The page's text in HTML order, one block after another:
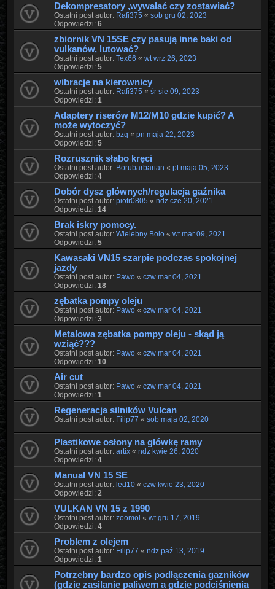
Dekompresatory ,wywalać czy zostawiać?
Ostatni post autor: Rafi375 « sob gru 02, 2023
Odpowiedzi: 6
zbiornik VN 15SE czy pasują inne baki od
vulkanów, lutować?
Ostatni post autor: Tex66 « wt wrz 26, 2023
Odpowiedzi: 5
wibracje na kierownicy
Ostatni post autor: Rafi375 « śr sie 09, 2023
Odpowiedzi: 1
Adaptery riserów M12/M10 gdzie kupić? A
może wytoczyć?
Ostatni post autor: bzq « pn maja 22, 2023
Odpowiedzi: 5
Rozrusznik słabo kręci
Ostatni post autor: Borubarbarian « pt maja 05, 2023
Odpowiedzi: 4
Dobór dysz głównych/regulacja gaźnika
Ostatni post autor: piotr0805 « ndz cze 20, 2021
Odpowiedzi: 14
Brak iskry pomocy.
Ostatni post autor: Wielebny Bolo« wt mar 09, 2021
Odpowiedzi: 5
Kawasaki VN15 szarpie podczas spokojnej
jazdy
Ostatni post autor: Pawo« czw mar 04, 2021
Odpowiedzi: 18
zębatka pompy oleju
Ostatni post autor: Pawo« czw mar 04, 2021
Odpowiedzi: 3
Metalowa zębatka pompy oleju - skąd ją
wziąć???
Ostatni post autor: Pawo« czw mar 04, 2021
Odpowiedzi: 10
Air cut
Ostatni post autor: Pawo« czw mar 04, 2021
Odpowiedzi: 1
Regeneracja silników Vulcan
Ostatni post autor: Filip77 « sob maja 02, 2020
Plastikowe osłony na główkę ramy
Ostatni post autor: artix« ndz kwie 26, 2020
Odpowiedzi: 4
Manual VN 15 SE
Ostatni post autor: led10« czw kwie 23, 2020
Odpowiedzi: 2
VULKAN VN 15 z 1990
Ostatni post autor: zoomol « wt gru 17, 2019
Odpowiedzi: 4
Problem z olejem
Ostatni post autor: Filip77 « ndz paź 13, 2019
Odpowiedzi: 1
Potrzebny bardzo opis podłączenia gazników
(gdzie zasilanie paliwem a gdzie podciśnienia